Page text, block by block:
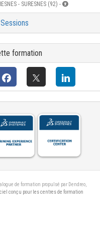
- SURESNES (92) -
formation
de formation propulsé par Dendreo,
conçu pour les centres de formation